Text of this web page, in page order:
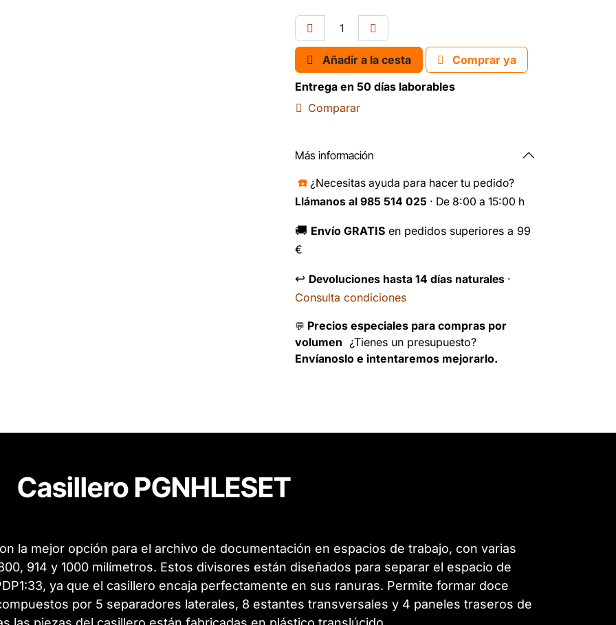
Añadir a la cesta
Comprar ya
Entrega en 50 días laborables
Comparar
Más información
☎️ ¿Necesitas ayuda para hacer tu pedido?
Llámanos al 985 514 025 · De 8:00 a 15:00 h
🚚 Envío GRATIS en pedidos superiores a 99
€
↩️ Devoluciones hasta 14 días naturales ·
Consulta condiciones
💬 Precios especiales para compras por
volumen ¿Tienes un presupuesto?
Envíanoslo e intentaremos mejorarlo.
Casillero PGNHLESET
la mejor opción para el archivo de documentación en espacios de trabajo, con varias
914 y 1000 milímetros. Estos divisores están diseñados para separar el espacio de
ya que el casillero encaja perfectamente en sus ranuras. Permite formar doce
por 5 separadores laterales, 8 estantes transversales y 4 paneles traseros de